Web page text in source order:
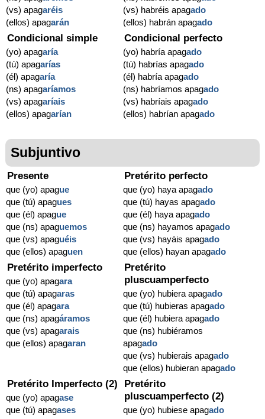
(vs) apagaréis
(ellos) apagarán
(vs) habréis apagado
(ellos) habrán apagado
Condicional simple
(yo) apagaría
(tú) apagarías
(él) apagaría
(ns) apagaríamos
(vs) apagaríais
(ellos) apagarían
Condicional perfecto
(yo) habría apagado
(tú) habrías apagado
(él) habría apagado
(ns) habríamos apagado
(vs) habríais apagado
(ellos) habrían apagado
Subjuntivo
Presente
que (yo) apague
que (tú) apagues
que (él) apague
que (ns) apaguemos
que (vs) apaguéis
que (ellos) apaguen
Pretérito perfecto
que (yo) haya apagado
que (tú) hayas apagado
que (él) haya apagado
que (ns) hayamos apagado
que (vs) hayáis apagado
que (ellos) hayan apagado
Pretérito imperfecto
que (yo) apagara
que (tú) apagaras
que (él) apagara
que (ns) apagáramos
que (vs) apagarais
que (ellos) apagaran
Pretérito
pluscuamperfecto
que (yo) hubiera apagado
que (tú) hubieras apagado
que (él) hubiera apagado
que (ns) hubiéramos
apagado
que (vs) hubierais apagado
que (ellos) hubieran apagado
Pretérito Imperfecto (2)
que (yo) apagase
que (tú) apagases
Pretérito
pluscuamperfecto (2)
que (yo) hubiese apagado